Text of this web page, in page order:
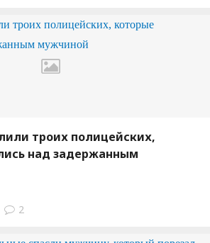
троих полицейских,
над задержанным
2